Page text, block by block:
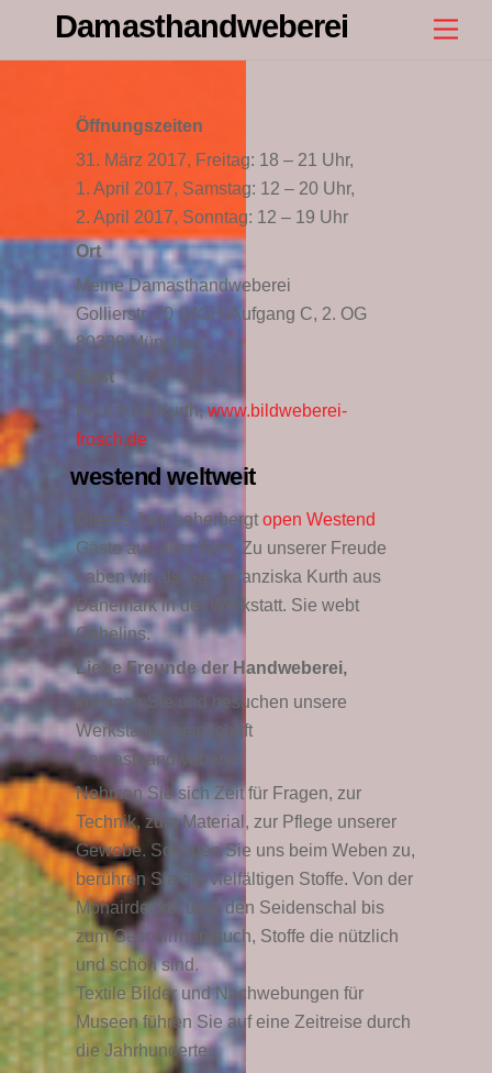
Damasthandweberei
Öffnungszeiten
31. März 2017, Freitag: 18 – 21 Uhr,
1. April 2017, Samstag: 12 – 20 Uhr,
2. April 2017, Sonntag: 12 – 19 Uhr
Ort
Meine Damasthandweberei
Gollierstr. 70 (MGH)Aufgang C, 2. OG
80339 München
Gast
Franziska Kurth,www.bildweberei-
frosch.de
westend weltweit
Dieses Jahr beherbergt open Westend
Gäste aus aller Welt. Zu unserer Freude
haben wir als Gast Franziska Kurth aus
Dänemark in der Werkstatt. Sie webt
Gobelins.
Liebe Freunde der Handweberei,
kommen Sie und besuchen unsere
Werkstattgemeinschaft
Damasthandweberei.
Nehmen Sie sich Zeit für Fragen, zur
Technik, zum Material, zur Pflege unserer
Gewebe. Schauen Sie uns beim Weben zu,
berühren Sie die vielfältigen Stoffe. Von der
Mohairdecke, über den Seidenschal bis
zum Geschirrhandtuch, Stoffe die nützlich
und schön sind.
Textile Bilder und Nachwebungen für
Museen führen Sie auf eine Zeitreise durch
die Jahrhunderte.